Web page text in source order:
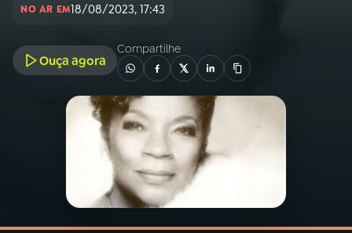
PROGRAMAÇÃO
PROGRAMAS
NO AR EM18/08/2023, 17:43
Ouça agora
Compartilhe